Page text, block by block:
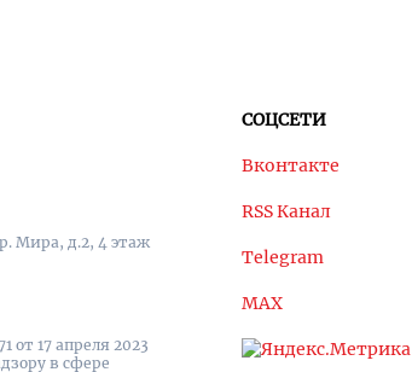
Мира, д.2, 4 этаж
17 апреля 2023
в сфере
СОЦСЕТИ
Вконтакте
RSS Канал
Telegram
MAX